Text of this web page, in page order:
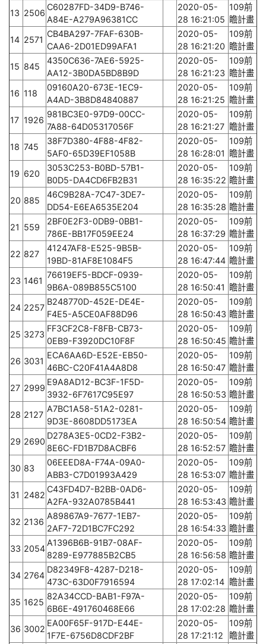
13 2506
C60287FD-34D9-B746-
A84E-A279A96381CC
2020-05-
28 16:21:05
109前
瞻計畫
14 2571
CB4BA297-7FAF-630B-
CAA6-2D01ED99AFA1
2020-05-
28 16:21:20
109前
瞻計畫
15 845
4350C636-7AE6-5925-
AA12-3B0DA5BD8B9D
2020-05-
28 16:21:23
109前
瞻計畫
16 118
09160A20-673E-1EC9-
A4AD-3B8D84840887
2020-05-
28 16:21:25
109前
瞻計畫
17 1926
981BC3E0-97D9-00CC-
7A88-64D05317056F
2020-05-
28 16:21:27
109前
瞻計畫
18 745
38F7D380-4F88-4F82-
5AF0-65D39EF1058B
2020-05-
28 16:28:01
109前
瞻計畫
19 620
3053C253-B0BD-57B1-
B0D5-DA4CD6FB2B31
2020-05-
28 16:35:22
109前
瞻計畫
20 885
46C9B28A-7C47-3DE7-
DD54-E6EA6535E204
2020-05-
28 16:35:28
109前
瞻計畫
21 559
2BF0E2F3-0DB9-0BB1-
786E-BB17F059EE24
2020-05-
28 16:37:29
109前
瞻計畫
22 827
41247AF8-E525-9B5B-
19BD-81AF8E1084F5
2020-05-
28 16:47:44
109前
瞻計畫
23 1461
76619EF5-BDCF-0939-
9B6A-089B855C5100
2020-05-
28 16:50:41
109前
瞻計畫
24 2257
B248770D-452E-DE4E-
F4E5-A5CE0AF88D96
2020-05-
28 16:50:43
109前
瞻計畫
25 3273
FF3CF2C8-F8FB-CB73-
0EB9-F3920DC10F8F
2020-05-
28 16:50:45
109前
瞻計畫
26 3031
ECA6AA6D-E52E-EB50-
46BC-C20F41A4A8D8
2020-05-
28 16:50:47
109前
瞻計畫
27 2999
E9A8AD12-BC3F-1F5D-
3932-6F7617C95E97
2020-05-
28 16:50:53
109前
瞻計畫
28 2127
A7BC1A58-51A2-0281-
9D3E-8608DD5173EA
2020-05-
28 16:50:54
109前
瞻計畫
29 2690
D278A3E5-0CD2-F3B2-
8E6C-FD1B7D8ACBF6
2020-05-
28 16:52:57
109前
瞻計畫
30 83
06EEED8A-F74A-09A0-
ABB3-C7D01993A429
2020-05-
28 16:53:07
109前
瞻計畫
31 2482
C43FD4D7-B2BB-0AD6-
A2FA-932A0785B441
2020-05-
28 16:53:43
109前
瞻計畫
32 2136
A89867A9-7677-1EB7-
2AF7-72D1BC7FC292
2020-05-
28 16:54:33
109前
瞻計畫
33 2054
A1396B6B-91B7-08AF-
8289-E977885B2CB5
2020-05-
28 16:56:58
109前
瞻計畫
34 2764
D82349F8-4287-D218-
473C-63D0F7916594
2020-05-
28 17:02:14
109前
瞻計畫
35 1625
82A34CCD-BAB1-F97A-
6B6E-491760468E66
2020-05-
28 17:02:28
109前
瞻計畫
36 3002
EA00F65F-917D-E44E-
1F7E-6756D8CDF2BF
2020-05-
28 17:21:12
109前
瞻計畫